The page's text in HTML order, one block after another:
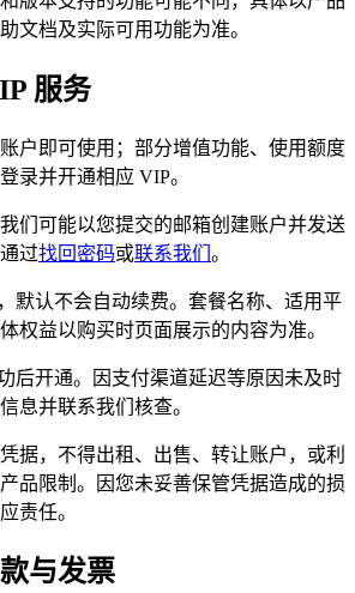
文档及实际可用功能为准。
服务
户即可使用；部分增值功能、使用额度
录并开通相应 VIP。
们可能以您提交的邮箱创建账户并发送
过找回密码或联系我们 。
默认不会自动续费。套餐名称、适用平
权益以购买时页面展示的内容为准。
后开通。因支付渠道延迟等原因未及时
息并联系我们核查。
据，不得出租、出售、转让账户，或利
品限制。因您未妥善保管凭据造成的损
责任。
与发票